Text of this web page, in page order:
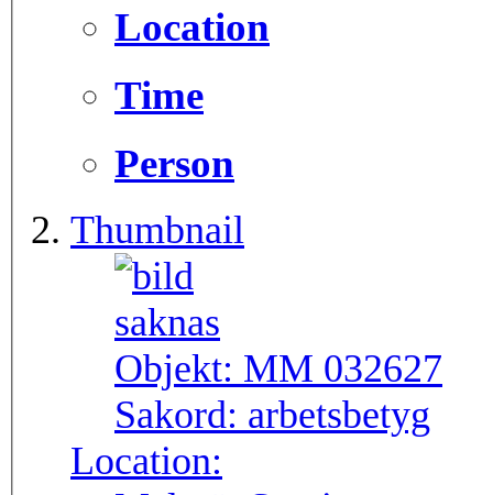
Location
Time
Person
Thumbnail
Objekt: MM 032627
Sakord: arbetsbetyg
Location: